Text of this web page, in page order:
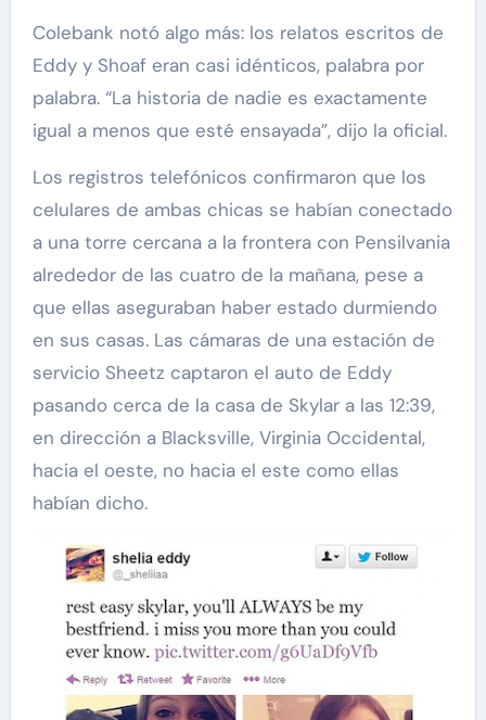
Colebank notó algo más: los relatos escritos de
Eddy y Shoaf eran casi idénticos, palabra por
palabra. “La historia de nadie es exactamente
igual a menos que esté ensayada”, dijo la oficial.
Los registros telefónicos confirmaron que los
celulares de ambas chicas se habían conectado
a una torre cercana a la frontera con Pensilvania
alrededor de las cuatro de la mañana, pese a
que ellas aseguraban haber estado durmiendo
en sus casas. Las cámaras de una estación de
servicio Sheetz captaron el auto de Eddy
pasando cerca de la casa de Skylar a las 12:39,
en dirección a Blacksville, Virginia Occidental,
hacia el oeste, no hacia el este como ellas
habían dicho.